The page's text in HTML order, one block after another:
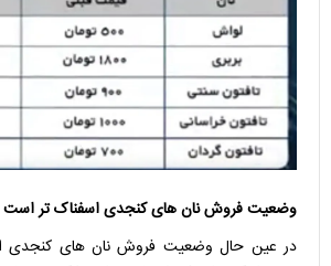
وضعیت فروش نان های کنجدی اسفناک تر است
در عین حال وضعیت فروش نان های کنجدی